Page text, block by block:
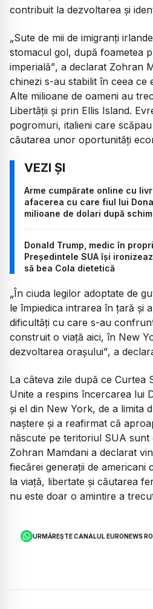
contribuit la dezvoltarea și
„Sute de mii de imigranți
stomacul gol, după foametea
imperială”, a declarat Zohran
chinezi s-au stabilit în ceea ce
Alte milioane de oameni au
Libertății și prin Ellis Island.
pogromuri, italieni care
căutarea unor oportunități
Arme cumpărate online cu
afacerea cu care fiul lui
milioane de dolari după
Donald Trump, medic în
Președintele SUA își
să bea Cola dietetică
„În ciuda legilor adoptate de
le împiedica intrarea în țară și
dificultăți cu care s-au
construit o viață aici, în New
dezvoltarea orașului”, a
La câteva zile după ce Curtea
Unite a respins încercarea lui
și el din New York, de a limita
naștere și a reafirmat că
născute pe teritoriul SUA sunt
Zohran Mamdani a declarat
fiecărei generații de americani
la viață, libertate și căutarea
nu este doar o amintire a
URMĂREȘTE CANALUL EURONEWS